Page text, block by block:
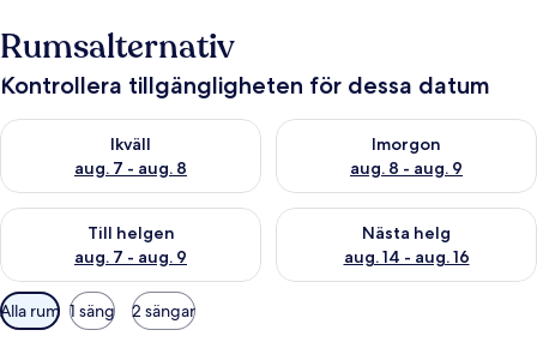
Rumsalternativ
Kontrollera tillgängligheten för dessa datum
Ikväll
aug. 7 - aug. 8
Kontrollera tillgängligheten för ikväll aug. 7 - aug. 8
Imorgon
aug. 8 - aug. 9
Kontrollera tillgängligheten
Till helgen
aug. 7 - aug. 9
Kontrollera tillgängligheten för den här helgen aug. 7 - aug. 9
Nästa helg
aug. 14 - aug. 16
Kontrollera tillgängligheten
Tillgängliga
filter
Alla rum 1 säng 2 sängar